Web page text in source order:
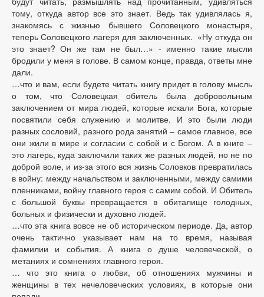
тому, откуда автор все это знает. Ведь так удивлялась я,
знакомясь с жизнью бывшего Соловецкого монастыря,
теперь Соловецкого лагеря для заключенных. «Ну откуда он
это знает? Он же там не был…» - именно такие мысли
бродили у меня в голове. В самом конце, правда, ответы мне
дали.
…что и вам, если будете читать книгу придет в голову мысль
о том, что Соловецкая обитель была добровольным
заключением от мира людей, которые искали Бога, которые
посвятили себя служению и молитве. И это были люди
разных сословий, разного рода занятий – самое главное, все
они жили в мире и согласии с собой и с Богом. А в книге –
это лагерь, куда заключили таких же разных людей, но не по
доброй воле, и из-за этого вся жизнь Соловков превратилась
в войну: между начальством и заключенными, между самими
пленниками, войну главного героя с самим собой. И Обитель
с большой буквы превращается в обиталище голодных,
больных и физически и духовно людей.
…что эта книга вовсе не об историческом периоде. Да, автор
очень тактично указывает нам на то время, называя
фамилии и события. А книга о душе человеческой, о
метаниях и сомнениях главного героя.
… что это книга о любви, об отношениях мужчины и
женщины в тех нечеловеческих условиях, в которые они